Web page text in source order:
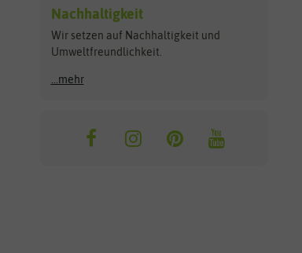
Nachhaltigkeit
Wir setzen auf Nachhaltigkeit und
Umweltfreundlichkeit.
...mehr